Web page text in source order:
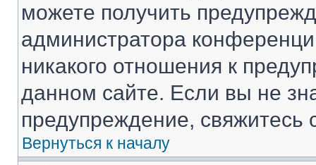
можете получить
администратора
никакого отношения к
данном сайте. Если вы не
предупреждение,
Вернуться к началу